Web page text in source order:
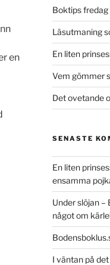
en
Boktips fredag
Läsutmaning
En liten
Vem gömmer
Det ovetande
SENASTE
En liten
ensamma
Under slöjan –
något om
I väntan på